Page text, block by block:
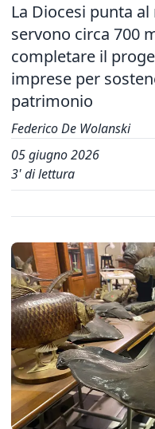
La Diocesi punta
servono circa 700
completare il
imprese per
patrimonio
Federico De Wolanski
05 giugno 2026
3' di lettura